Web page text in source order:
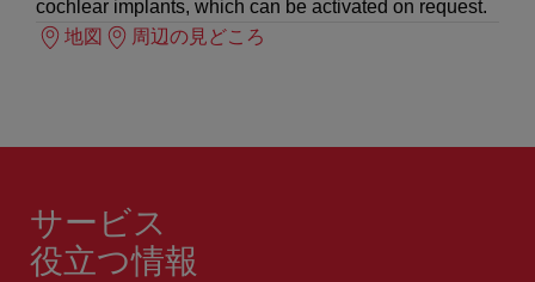
cochlear implants, which can be activated on request.
地図
周辺の見どころ
サービス
役立つ情報